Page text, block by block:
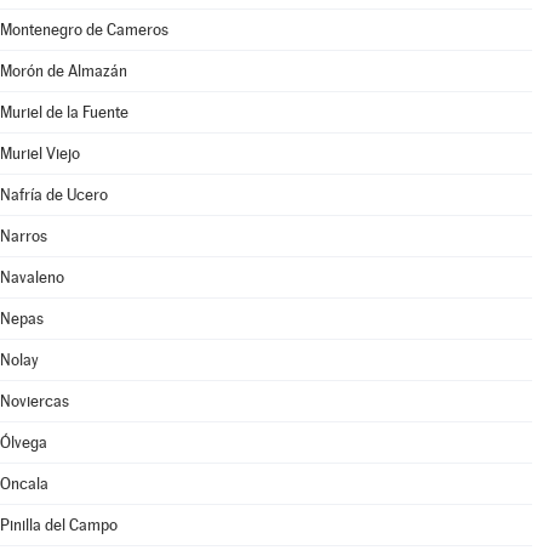
Montenegro de Cameros
Morón de Almazán
Muriel de la Fuente
Muriel Viejo
Nafría de Ucero
Narros
Navaleno
Nepas
Nolay
Noviercas
Ólvega
Oncala
Pinilla del Campo